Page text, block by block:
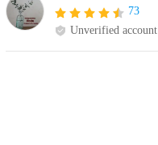
73
Unverified account